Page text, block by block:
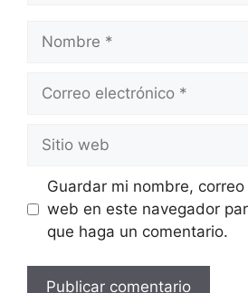
electrónico
web
Guardar mi nombre,
web en este navegador
que haga un comentario.